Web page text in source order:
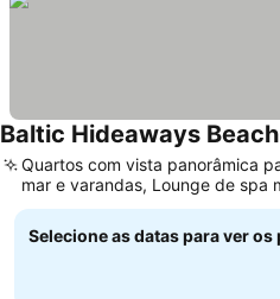
Baltic Hideaways
Quartos com vista panorâmica
mar e varandas, Lounge de spa
com sauna
Selecione as datas para ver os